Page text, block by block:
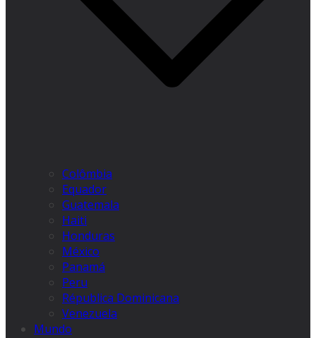
Colômbia
Equador
Guatemala
Haiti
Honduras
México
Panamá
Peru
Républica Dominicana
Venezuela
Mundo